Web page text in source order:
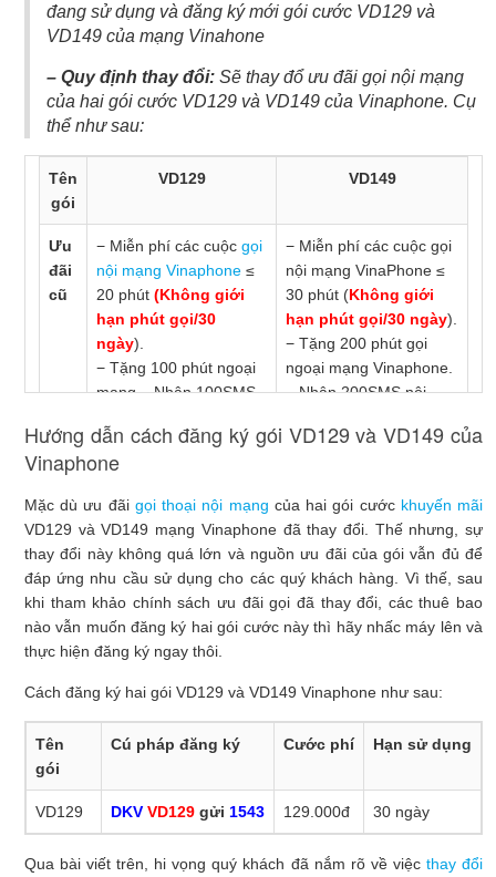
đang sử dụng và đăng ký mới gói cước VD129 và
VD149 của mạng Vinahone
– Quy định thay đổi: Sẽ thay đổ ưu đãi gọi nội mạng
của hai gói cước VD129 và VD149 của Vinaphone. Cụ
thể như sau:
Tên
gói
VD129 VD149
Ưu
đãi
cũ
− Miễn phí các cuộc gọi
nội mạng Vinaphone ≤
20 phút (Không giới
hạn phút gọi/30
ngày).
− Tặng 100 phút ngoại
mạng.− Nhận 100SMS
− Tặng 3GB/ ngày
(90GB/ 30 ngày).
− Miễn phí các cuộc gọi
nội mạng VinaPhone ≤
30 phút (Không giới
hạn phút gọi/30 ngày).
− Tặng 200 phút gọi
ngoại mạng Vinaphone.
− Nhận 200SMS nội
− Tặng 4GB/ ngày
Ưu
đãi
mới
− Miễn phí các cuộc gọi
nội mạng VinaPhone ≤
20 phút (Không quá
1,000 phút/30 ngày).
− Tặng 100 phút gọi
ngoại mạng VinaPhone.
− Nhận 100SMS nội
− Nhận 3GB/ ngày
(90GB/ 30 ngày).
− Miễn phí các cuộc gọi
nội mạng VinaPhone
<=30 phút (K hông quá
1.000 phút/30 ngày).
− Tặng 200 phútngoại
mạng Vinaphone.
− Nhận 4GB/ ngày
(120GB/ 30 ngày).
Hướng dẫn cách đăng ký gói VD129 và VD149 của
Vinaphone
Mặc dù ưu đãi gọi thoại nội mạng của hai gói cước khuyến mãi
VD129 và VD149 mạng Vinaphone đã thay đổi. Thế nhưng, sự
thay đổi này không quá lớn và nguồn ưu đãi của gói vẫn đủ để
đáp ứng nhu cầu sử dụng cho các quý khách hàng. Vì thế, sau
khi tham khảo chính sách ưu đãi gọi đã thay đổi, các thuê bao
nào vẫn muốn đăng ký hai gói cước này thì hãy nhấc máy lên và
thực hiện đăng ký ngay thôi.
Cách đăng ký hai gói VD129 và VD149 Vinaphone như sau:
Tên
gói
Cú pháp đăng ký Cước phí Hạn sử dụng
VD129 DKV VD129 gửi 1543 129.000đ 30 ngày
VD149 DKV VD149 1543 149.000đ 30 ngày
Qua bài viết trên, hi vọng quý khách đã nắm rõ về việc thay đổi